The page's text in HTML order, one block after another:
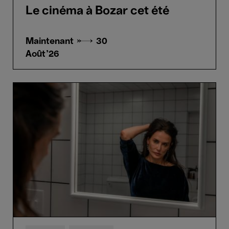
Le cinéma à Bozar cet été
Maintenant → 30
Août'26